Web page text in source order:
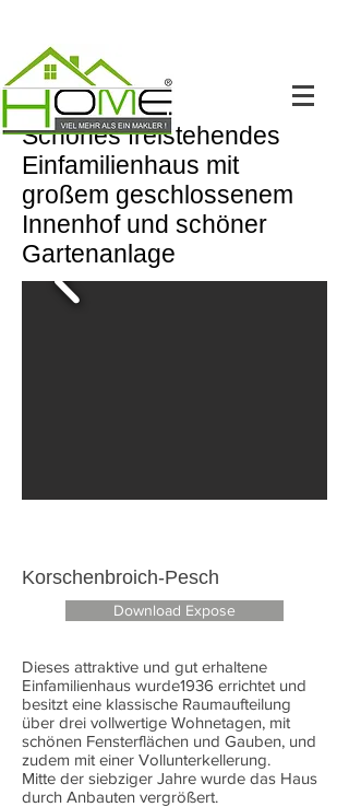
Schönes freistehendes
Einfamilienhaus mit
großem geschlossenem
Innenhof und schöner
Gartenanlage
Korschenbroich-Pesch
Dieses attraktive und gut erhaltene
Einfamilienhaus wurde1936 errichtet und
besitzt eine klassische Raumaufteilung
über drei vollwertige Wohnetagen, mit
schönen Fensterflächen und Gauben, und
zudem mit einer Vollunterkellerung.
Mitte der siebziger Jahre wurde das Haus
durch Anbauten vergrößert.
Download Expose